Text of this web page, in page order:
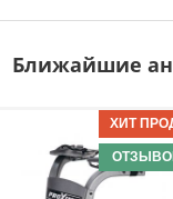
Ближайшие